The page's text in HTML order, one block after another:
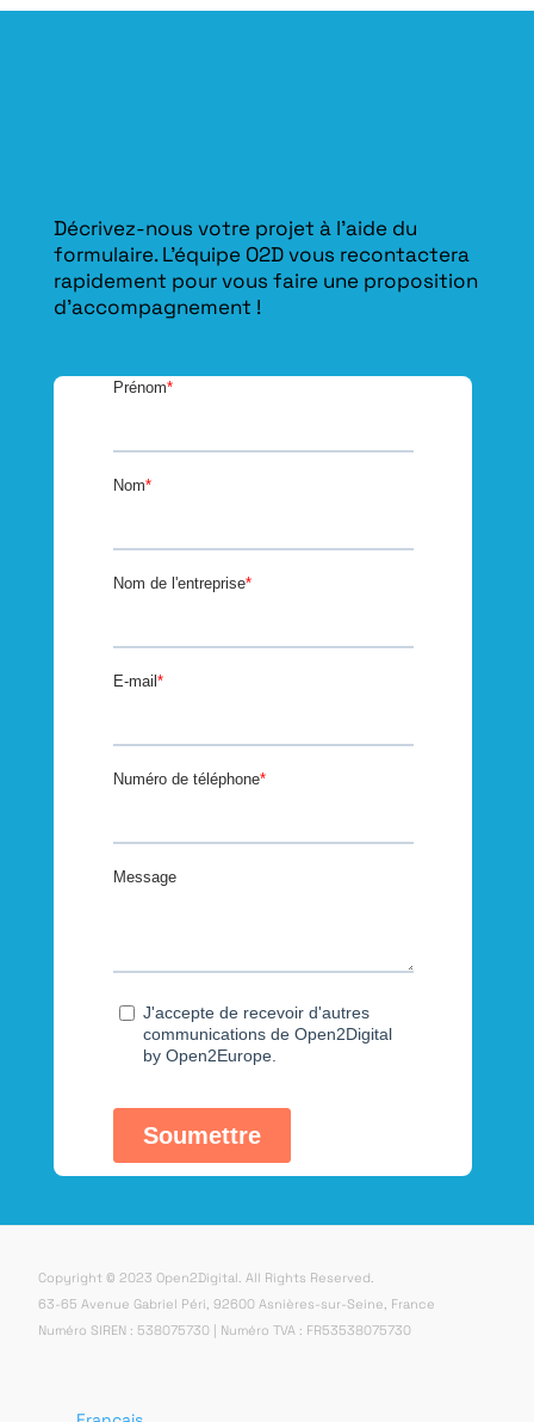
Décrivez-nous votre projet à l’aide du
formulaire. L'équipe O2D vous recontactera
rapidement pour vous faire une proposition
d’accompagnement !
Copyright © 2023 Open2Digital. All Rights Reserved.
63-65 Avenue Gabriel Péri, 92600 Asnières-sur-Seine, France
Numéro SIREN : 538075730 | Numéro TVA : FR53538075730